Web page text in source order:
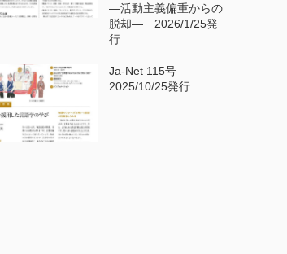
—活動主義偏重からの
脱却— 2026/1/25発
行
Ja-Net 115号
2025/10/25発行